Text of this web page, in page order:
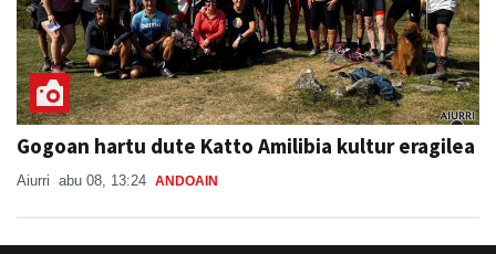
Gogoan hartu dute Katto Amilibia kultur eragilea
Aiurri abu 08, 13:24 ANDOAIN